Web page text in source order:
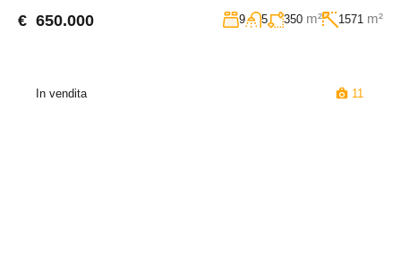
€ 650.000 9 5 350 m² 1571 m²
In vendita 11